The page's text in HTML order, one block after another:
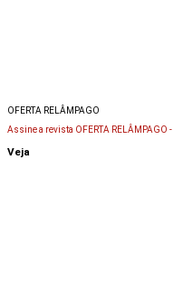
OFERTA RELÂMPAGO
Assine a revista OFERTA RELÂMPAGO -
Veja